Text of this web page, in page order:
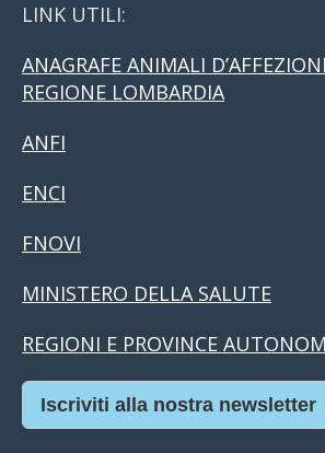
LINK UTILI:
ANAGRAFE ANIMALI
REGIONE LOMBARDIA
ANFI
ENCI
FNOVI
MINISTERO DELLA SALUTE
REGIONI E PROVINCE
Iscriviti alla nostra newsletter